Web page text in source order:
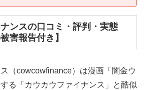
ンスの口コミ・評判・実態
害報告付き】
（cowcowfinance）は漫画「闇金ウ
る「カウカウファイナンス」と酷似